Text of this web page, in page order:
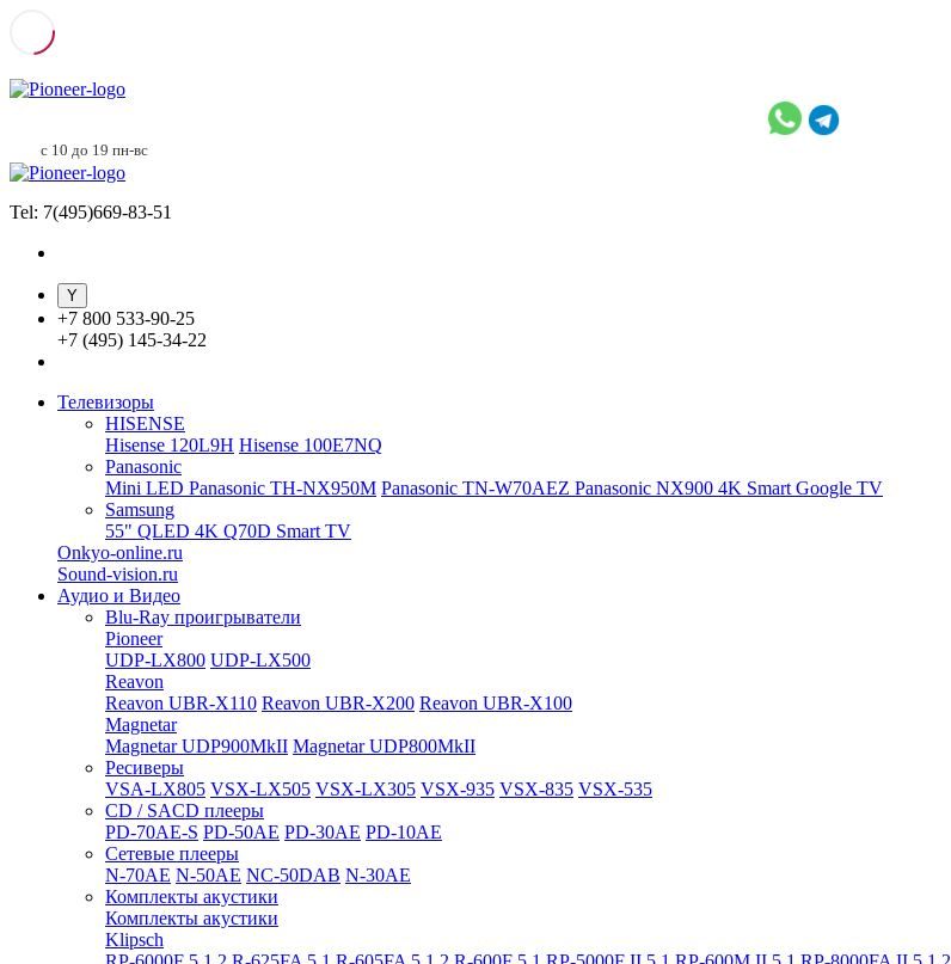
с 10 до 19 пн-вс
Tel: 7(495)669-83-51
+7 800 533-90-25
+7 (495) 145-34-22
Телевизоры
HISENSE
Hisense 120L9H Hisense 100E7NQ
Panasonic
Mini LED Panasonic TH-NX950M Panasonic TN-W70AEZ Panasonic NX900 4K Smart Google TV
Samsung
55" QLED 4K Q70D Smart TV
Onkyo-online.ru
Sound-vision.ru
Аудио и Видео
Blu-Ray проигрыватели
Pioneer
UDP-LX800 UDP-LX500
Reavon
Reavon UBR-X110 Reavon UBR-X200 Reavon UBR-X100
Magnetar
Magnetar UDP900MkII Magnetar UDP800MkII
Ресиверы
VSA-LX805 VSX-LX505 VSX-LX305 VSX-935 VSX-835 VSX-535
CD / SACD плееры
PD-70AE-S PD-50AE PD-30AE PD-10AE
Сетевые плееры
N-70AE N-50AE NC-50DAB N-30AE
Комплекты акустики
Комплекты акустики
Klipsch